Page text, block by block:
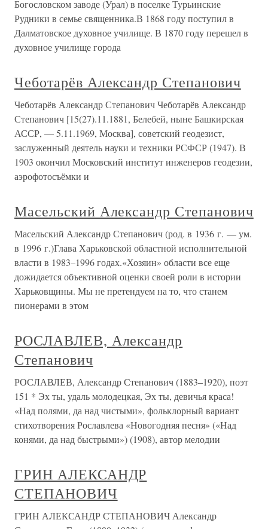
Богословском заводе (Урал) в поселке Турьинские
Рудники в семье священника.В 1868 году поступил в
Далматовское духовное училище. В 1870 году перешел в
духовное училище города
Чеботарёв Александр Степанович
Чеботарёв Александр Степанович Чеботарёв Александр
Степанович [15(27).11.1881, Белебей, ныне Башкирская
АССР, — 5.11.1969, Москва], советский геодезист,
заслуженный деятель науки и техники РСФСР (1947). В
1903 окончил Московский институт инженеров геодезии,
аэрофотосъёмки и
Масельский Александр Степанович
Масельский Александр Степанович (род. в 1936 г. — ум.
в 1996 г.)Глава Харьковской областной исполнительной
власти в 1983–1996 годах.«Хозяин» области все еще
дожидается объективной оценки своей роли в истории
Харьковщины. Мы не претендуем на то, что станем
пионерами в этом
РОСЛАВЛЕВ, Александр
Степанович
РОСЛАВЛЕВ, Александр Степанович (1883–1920), поэт
151 * Эх ты, удаль молодецкая, Эх ты, девичья краса!
«Над полями, да над чистыми», фольклорный вариант
стихотворения Рославлева «Новогодняя песня» («Над
конями, да над быстрыми») (1908), автор мелодии
ГРИН АЛЕКСАНДР
СТЕПАНОВИЧ
ГРИН АЛЕКСАНДР СТЕПАНОВИЧ Александр